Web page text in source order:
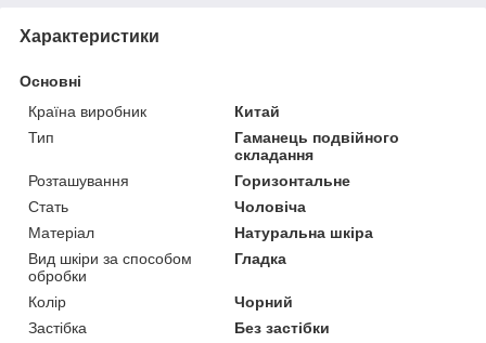
Характеристики
Основні
Країна виробник
Китай
Тип
Гаманець подвійного
складання
Розташування
Горизонтальне
Стать
Чоловіча
Матеріал
Натуральна шкіра
Вид шкіри за способом
обробки
Гладка
Колір
Чорний
Застібка
Без застібки